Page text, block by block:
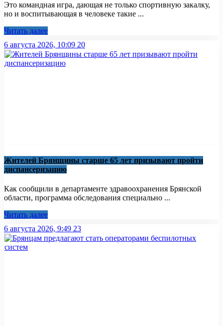
Это командная игра, дающая не только спортивную закалку,
но и воспитывающая в человеке такие ...
Читать далее
6 августа 2026, 10:09 20
Жителей Брянщины старше 65 лет призывают пройти
диспансеризацию
Как сообщили в департаменте здравоохранения Брянской
области, программа обследования специально ...
Читать далее
6 августа 2026, 9:49 23